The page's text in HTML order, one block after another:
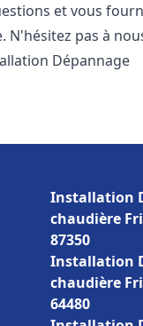
et vous
N'hésitez pas à
Dépannage
Installation
chaudière
87350
Installation
chaudière
64480